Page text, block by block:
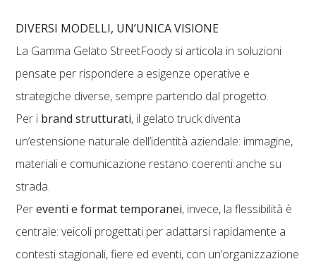
DIVERSI MODELLI, UN’UNICA VISIONE
La Gamma Gelato StreetFoody si articola in soluzioni
pensate per rispondere a esigenze operative e
strategiche diverse, sempre partendo dal progetto.
Per i brand strutturati, il gelato truck diventa
un’estensione naturale dell’identità aziendale: immagine,
materiali e comunicazione restano coerenti anche su
strada.
Pereventi e format temporanei, invece, la flessibilità è
centrale: veicoli progettati per adattarsi rapidamente a
contesti stagionali, fiere ed eventi, con un’organizzazione